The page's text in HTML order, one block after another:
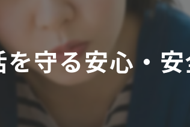
故障
守る安心・